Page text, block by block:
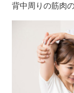
背中周りの筋肉